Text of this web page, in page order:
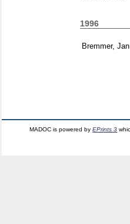
1996
Bremmer, Jan
MADOC is powered byEPrints 3